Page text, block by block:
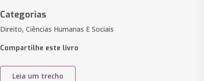
Categorias
Direito, Ciências Humanas E Sociais
Compartilhe este livro
Leia um trecho